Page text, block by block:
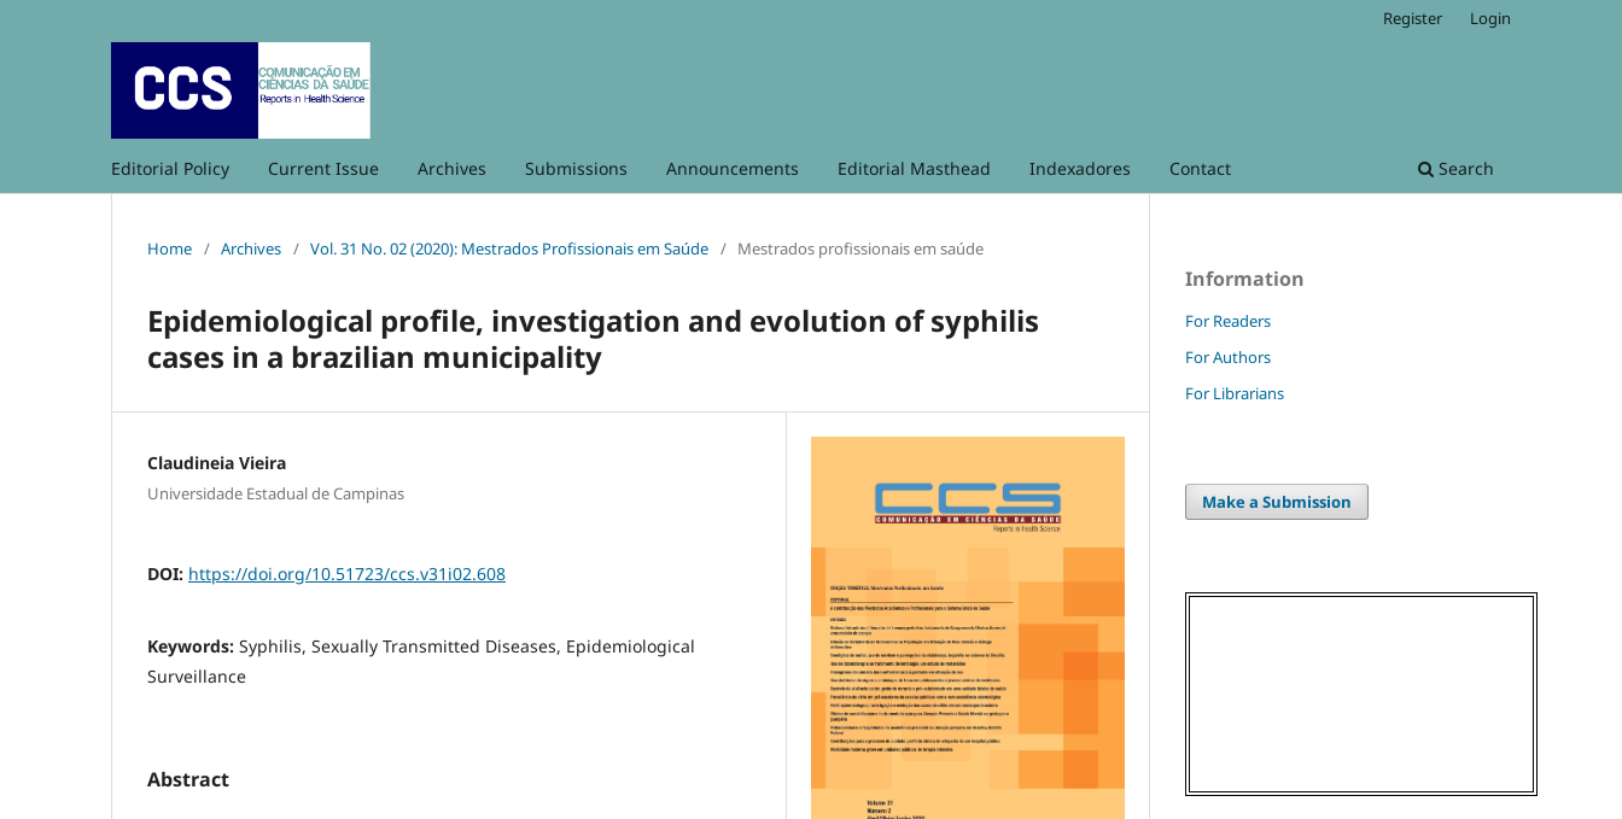
Editorial Policy Current Issue Archives Submissions Announcements Editorial Masthead Indexadores Contact Search
Register Login
Home / Archives / Vol. 31 No. 02 (2020): Mestrados Profissionais em Saúde / Mestrados profissionais em saúde
Epidemiological profile, investigation and evolution of syphilis
cases in a brazilian municipality
Claudineia Vieira
Universidade Estadual de Campinas
DOI: https://doi.org/10.51723/ccs.v31i02.608
Keywords: Syphilis, Sexually Transmitted Diseases, Epidemiological
Surveillance
Abstract
Information
For Readers
For Authors
For Librarians
Make a Submission